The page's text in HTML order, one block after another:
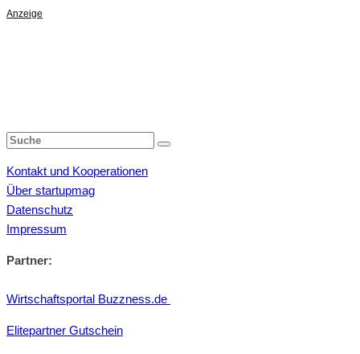
Anzeige
Kontakt und Kooperationen
Über startupmag
Datenschutz
Impressum
Partner:
Wirtschaftsportal Buzzness.de
Elitepartner Gutschein